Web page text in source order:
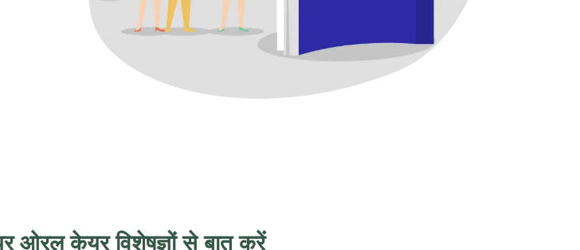
ओरल केयर विशेषज्ञों से बात करें